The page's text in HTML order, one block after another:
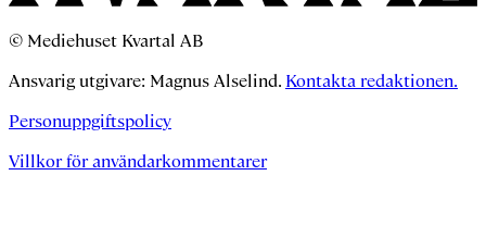
© Mediehuset Kvartal AB
Ansvarig utgivare: Magnus Alselind. Kontakta redaktionen.
Personuppgiftspolicy
Villkor för användarkommentarer